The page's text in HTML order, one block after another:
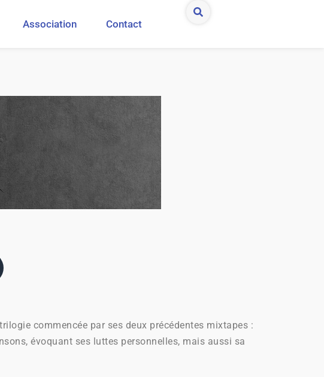
Association Contact
commencée par ses deux précédentes mixtapes :
évoquant ses luttes personnelles, mais aussi sa